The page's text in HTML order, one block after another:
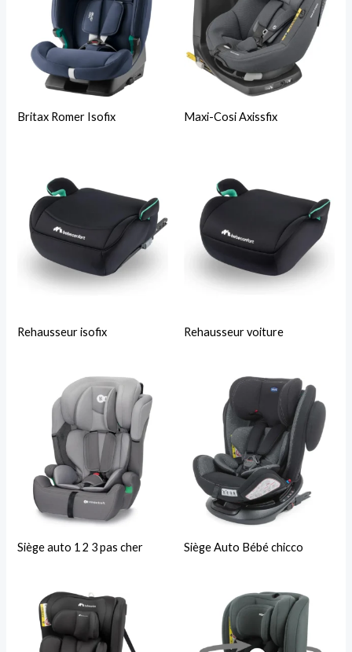
Britax Romer Isofix Maxi-Cosi Axissfix
Rehausseur isofix Rehausseur voiture
Siège auto 1 2 3 pas cher Siège Auto Bébé chicco